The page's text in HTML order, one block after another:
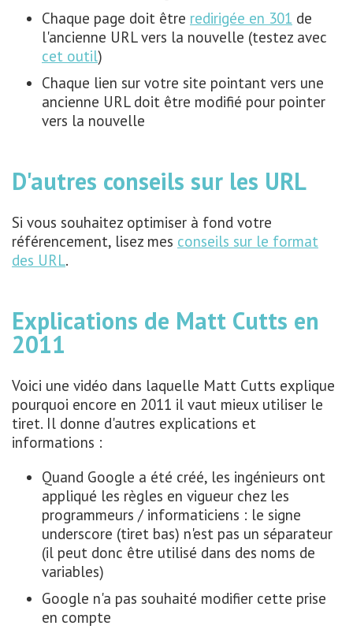
Chaque page doit être redirigée en 301 de
l'ancienne URL vers la nouvelle (testez avec
cet outil)
Chaque lien sur votre site pointant vers une
ancienne URL doit être modifié pour pointer
vers la nouvelle
D'autres conseils sur les URL
Si vous souhaitez optimiser à fond votre
référencement, lisez mes conseils sur le format
des URL.
Explications de Matt Cutts en
2011
Voici une vidéo dans laquelle Matt Cutts explique
pourquoi encore en 2011 il vaut mieux utiliser le
tiret. Il donne d'autres explications et
informations :
Quand Google a été créé, les ingénieurs ont
appliqué les règles en vigueur chez les
programmeurs / informaticiens : le signe
underscore (tiret bas) n'est pas un séparateur
(il peut donc être utilisé dans des noms de
variables)
Google n'a pas souhaité modifier cette prise
en compte